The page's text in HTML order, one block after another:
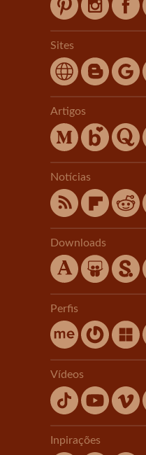
Sites
Artigos
Notícias
Downloads
Perfis
Vídeos
Inpirações